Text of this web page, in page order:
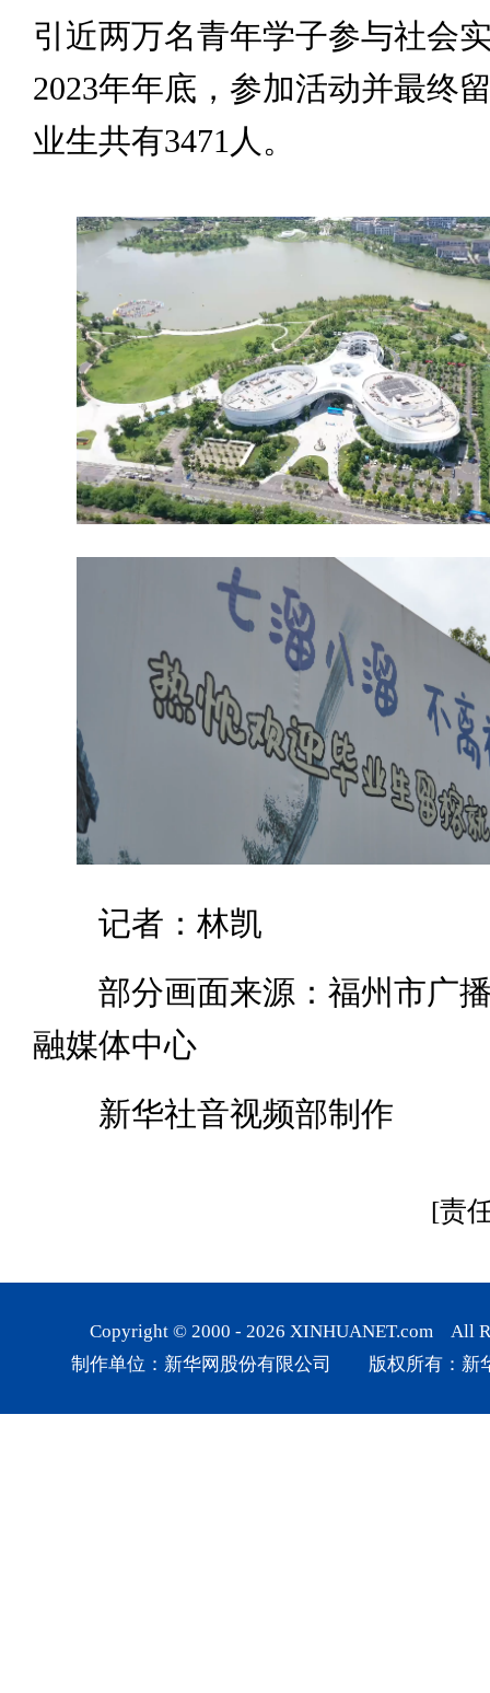
引近两万名青年学子参与社会
2023年年底，参加活动并最终
业生共有3471人。
记者：林凯
部分画面来源：福州市广播
融媒体中心
新华社音视频部制作
[责
Copyright © 2000 - 2026 XINHUANET.com All
制作单位：新华网股份有限公司 版权所有：新